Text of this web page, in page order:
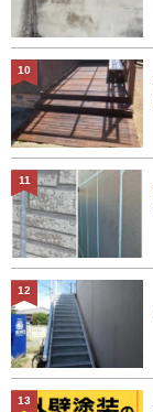
10
11
12
13